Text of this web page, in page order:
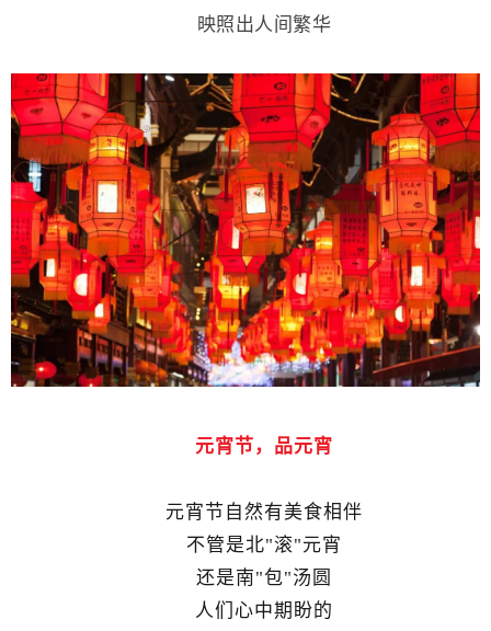
映照出人间繁华
元宵节，品元宵
元宵节自然有美食相伴
不管是北"滚"元宵
还是南"包"汤圆
人们心中期盼的